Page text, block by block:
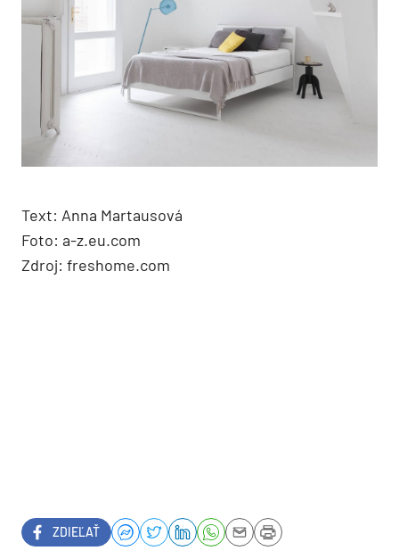
Text: Anna Martausová
Foto: a-z.eu.com
Zdroj: freshome.com
ZDIEĽAŤ